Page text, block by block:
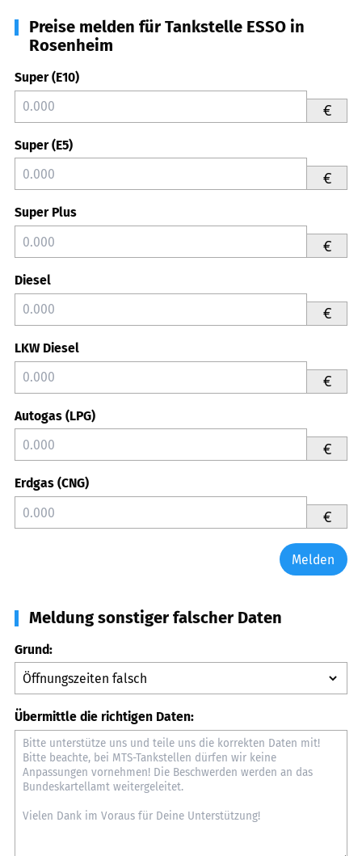
Preise melden für Tankstelle ESSO in
Rosenheim
Super (E10)
€
Super (E5)
€
Super Plus
€
Diesel
€
LKW Diesel
€
Autogas (LPG)
€
Erdgas (CNG)
€
Melden
Meldung sonstiger falscher Daten
Grund:
Übermittle die richtigen Daten: